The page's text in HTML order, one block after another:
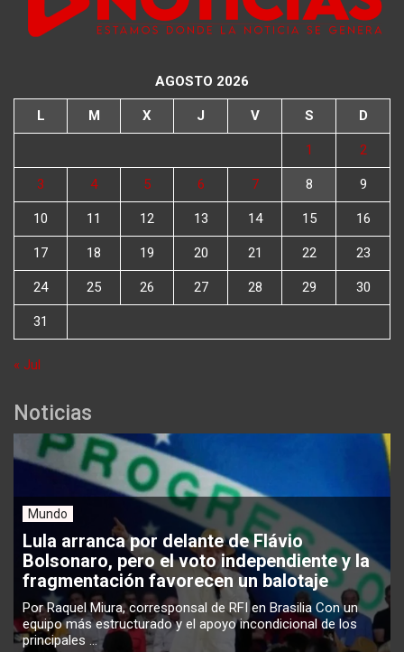
AGOSTO 2026
L M X J V S D
1 2
3 4 5 6 7 8 9
10 11 12 13 14 15 16
17 18 19 20 21 22 23
24 25 26 27 28 29 30
31
« Jul
Noticias
Mundo
Lula arranca por delante de Flávio
Bolsonaro, pero el voto independiente y la
fragmentación favorecen un balotaje
Por Raquel Miura, corresponsal de RFI en Brasilia Con un
equipo más estructurado y el apoyo incondicional de los
principales ...